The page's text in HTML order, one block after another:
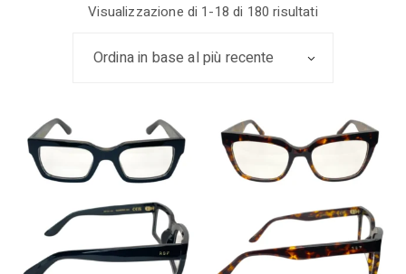
Visualizzazione di 1-18 di 180 risultatiOrdina
in
Ordina in base al più recente